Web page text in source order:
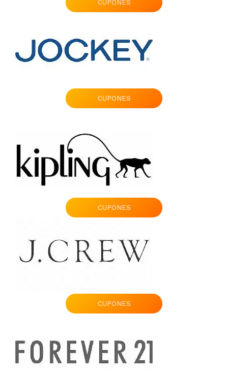
CUPONES
CUPONES
CUPONES
CUPONES